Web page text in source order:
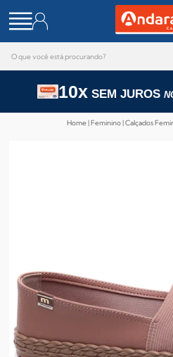
10x SEM JUROS
Home Feminino Calçados